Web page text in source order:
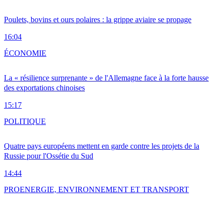
Poulets, bovins et ours polaires : la grippe aviaire se propage
16:04
La « résilience surprenante » de l'Allemagne face à la forte hausse
des exportations chinoises
15:17
ÉCONOMIE
Quatre pays européens mettent en garde contre les projets de la
Russie pour l'Ossétie du Sud
14:44
POLITIQUE
PROENERGIE, ENVIRONNEMENT ET TRANSPORT